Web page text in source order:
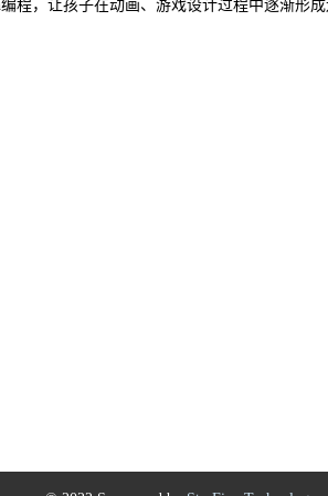
编程，让孩子在动画、游戏设计过程中逐渐形